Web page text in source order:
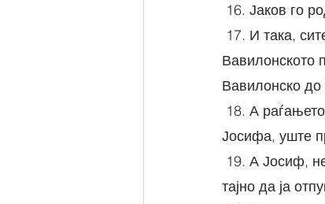
16. Јаков го
Вавилонското
Вавилонско до
Јосифа, уште
тајно да ја